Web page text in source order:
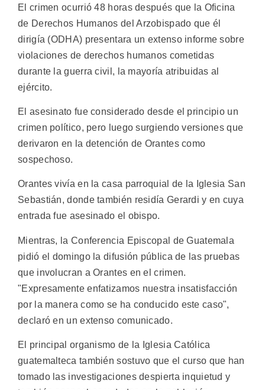
El crimen ocurrió 48 horas después que la Oficina
de Derechos Humanos del Arzobispado que él
dirigía (ODHA) presentara un extenso informe sobre
violaciones de derechos humanos cometidas
durante la guerra civil, la mayoría atribuidas al
ejército.
El asesinato fue considerado desde el principio un
crimen político, pero luego surgiendo versiones que
derivaron en la detención de Orantes como
sospechoso.
Orantes vivía en la casa parroquial de la Iglesia San
Sebastián, donde también residía Gerardi y en cuya
entrada fue asesinado el obispo.
Mientras, la Conferencia Episcopal de Guatemala
pidió el domingo la difusión pública de las pruebas
que involucran a Orantes en el crimen.
"Expresamente enfatizamos nuestra insatisfacción
por la manera como se ha conducido este caso",
declaró en un extenso comunicado.
El principal organismo de la Iglesia Católica
guatemalteca también sostuvo que el curso que han
tomado las investigaciones despierta inquietud y